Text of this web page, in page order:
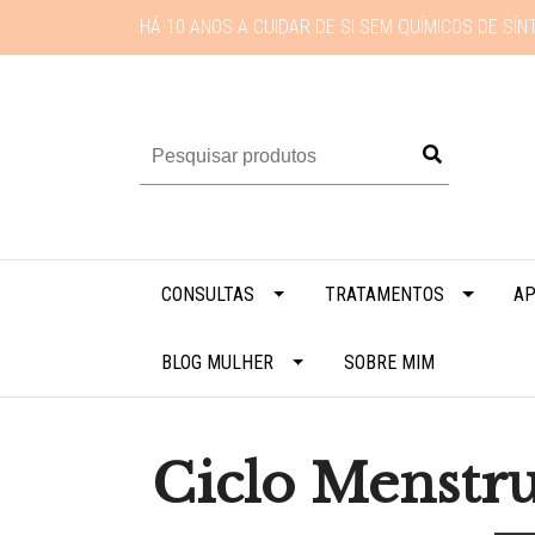
HÁ 10 ANOS A CUIDAR DE SI SEM QUÍMICOS DE
CONSULTAS TRATAMENTOS
BLOG MULHER SOBRE MIM
Ciclo